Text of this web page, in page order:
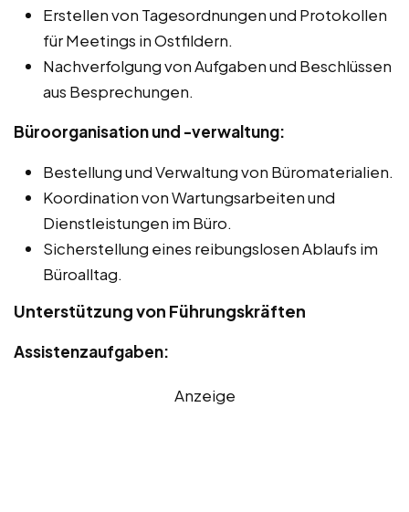
Erstellen von Tagesordnungen und Protokollen
für Meetings in Ostfildern.
Nachverfolgung von Aufgaben und Beschlüssen
aus Besprechungen.
Büroorganisation und -verwaltung:
Bestellung und Verwaltung von Büromaterialien.
Koordination von Wartungsarbeiten und
Dienstleistungen im Büro.
Sicherstellung eines reibungslosen Ablaufs im
Büroalltag.
Unterstützung von Führungskräften
Assistenzaufgaben:
Anzeige